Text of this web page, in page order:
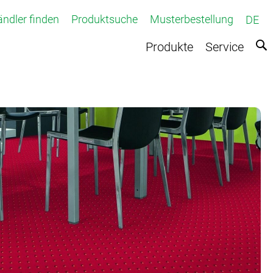
DE
finden Produktsuche Musterbestellung
Produkte
Teppichboden
Teppich
Service